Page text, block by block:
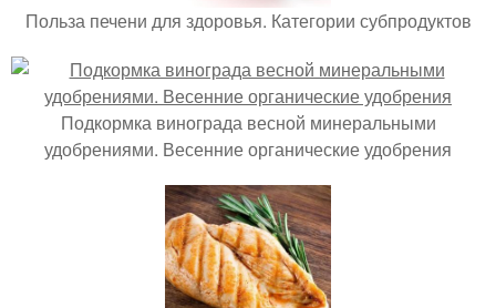
Польза печени для здоровья. Категории субпродуктов
Подкормка винограда весной минеральными
удобрениями. Весенние органические удобрения